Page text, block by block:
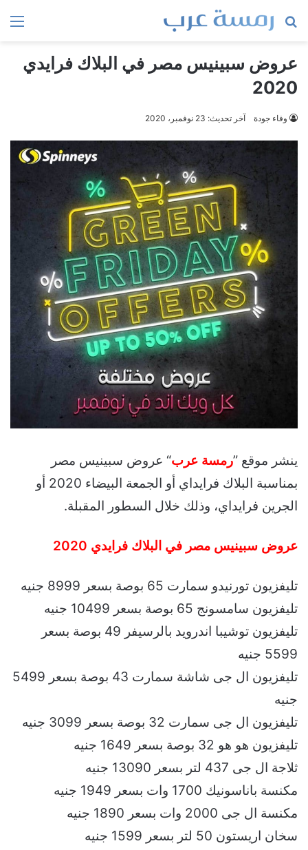
بحث
عروض سبينيس مصر في البلاك فرايدي
2020
وفاء جودة آخر تحديث: 23 نوفمبر، 2020
ينشر موقع ”رمسة عرب“ عروض سبينيس مصر
بمناسبة البلاك فرايداي أو الجمعة البيضاء 2020 أو
الجرين فرايداي، وذلك خلال السطور المقبلة.
عروض سبينيس مصر في البلاك فرايدي 2020
تليفزيون تورنيدو سمارت 65 بوصة بسعر 8999 جنيه
تليفزيون سامسونج 65 بوصة بسعر 10499 جنيه
تليفزيون توشيبا اندرويد بالرسيفر 49 بوصة بسعر
5599 جنيه
تليفزيون ال جى شاشة سمارت 43 بوصة بسعر 5499
جنيه
تليفزيون ال جى سمارت 32 بوصة بسعر 3099 جنيه
تليفزيون هو هو 32 بوصة بسعر 1649 جنيه
ثلاجة ال جى 437 لتر بسعر 13090 جنيه
مكنسة باناسونيك 1700 وات بسعر 1949 جنيه
مكنسة ال جى 2000 وات بسعر 1890 جنيه
سخان اريستون 50 لتر بسعر 1599 جنيه